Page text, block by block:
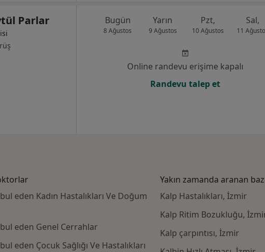
Parlar Bugün
8 Ağustos
Yarın
9 Ağustos
Pzt,
10 Ağustos
Sal,
11
Online randevu erişime kapalı
Randevu talep et
eden Kadın Hastalıkları Ve Doğum
eden Genel Cerrahlar
eden Çocuk Sağlığı Ve Hastalıkları
Yakın zamanda aranan
Kalp Hastalıkları, İzmir
Kalp Ritim Bozukluğu,
Kalp çarpıntısı, İzmir